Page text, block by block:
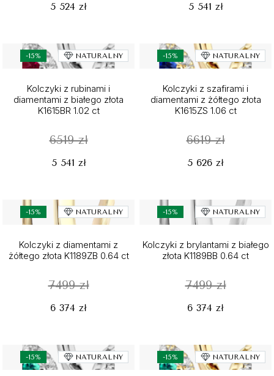
5 524 zł 5 541 zł
-15% NATURALNY
Kolczyki z rubinami i
diamentami z białego złota
K1615BR 1.02 ct
6519 zł
5 541 zł
-15% NATURALNY
Kolczyki z szafirami i
diamentami z żółtego złota
K1615ZS 1.06 ct
6619 zł
5 626 zł
-15% NATURALNY
Kolczyki z diamentami z
żółtego złota K1189ZB 0.64 ct
7499 zł
6 374 zł
-15% NATURALNY
Kolczyki z brylantami z białego
złota K1189BB 0.64 ct
7499 zł
6 374 zł
-15% NATURALNY -15% NATURALNY